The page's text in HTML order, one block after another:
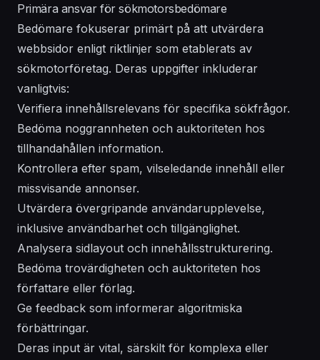
Primära ansvar för sökmotorsbedömare
Bedömare fokuserar primärt på att utvärdera
webbsidor enligt riktlinjer som etablerats av
sökmotorföretag. Deras uppgifter inkluderar
vanligtvis:
Verifiera innehållsrelevans för specifika sökfrågor.
Bedöma noggrannheten och auktoriteten hos
tillhandahållen information.
Kontrollera efter spam, vilseledande innehåll eller
missvisande annonser.
Utvärdera övergripande användarupplevelse,
inklusive användbarhet och tillgänglighet.
Analysera sidlayout och innehållsstrukturering.
Bedöma trovärdigheten och auktoriteten hos
författare eller förlag.
Ge feedback som informerar algoritmiska
förbättringar.
Deras input är vital, särskilt för komplexa eller